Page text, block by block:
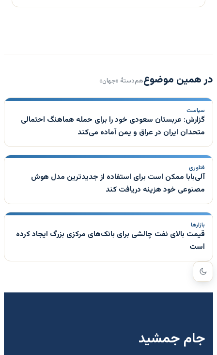
در همین موضوعهم‌دستهٔ «جهان»
سیاست
گزارش: عربستان سعودی خود را برای حمله هماهنگ احتمالی
متحدان ایران در عراق و یمن آماده می‌کند
فناوری
آلی‌بابا ممکن است برای استفاده از جدیدترین مدل هوش
مصنوعی خود هزینه دریافت کند
بازارها
قیمت بالای نفت چالشی برای بانک‌های مرکزی بزرگ ایجاد کرده
است
جام جمشید